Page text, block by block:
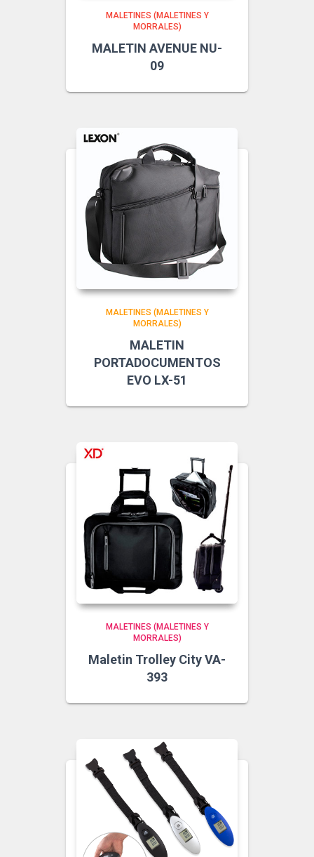
MALETINES (MALETINES Y
MORRALES)
MALETIN AVENUE NU-
09
MALETINES (MALETINES Y
MORRALES)
MALETIN
PORTADOCUMENTOS
EVO LX-51
MALETINES (MALETINES Y
MORRALES)
Maletin Trolley City VA-
393